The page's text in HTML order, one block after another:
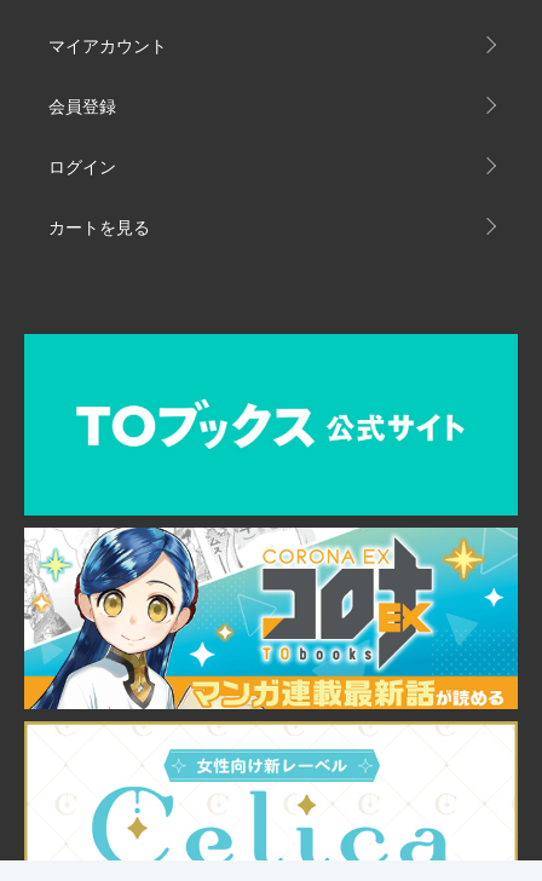
マイアカウント
会員登録
ログイン
カートを見る